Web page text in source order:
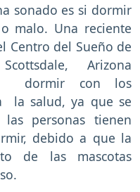
sonado es si dormir
malo. Una reciente
Centro del Sueño de
Arizona
dormir con los
la salud, ya que se
personas tienen
debido a que la
de las mascotas